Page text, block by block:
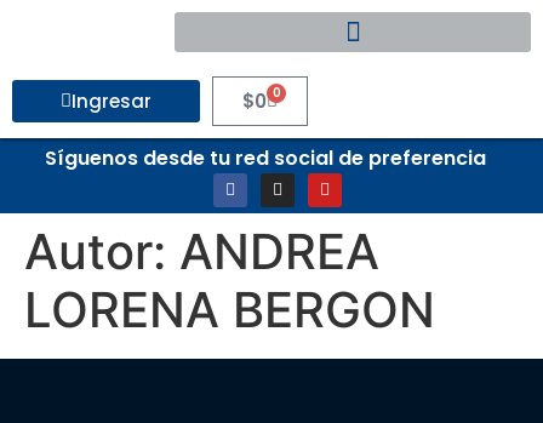
Ingresar $0 0
Síguenos desde tu red social de preferencia
Autor: ANDREA
LORENA BERGON